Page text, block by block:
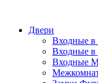
Двери
Входные в
Входные
Входные